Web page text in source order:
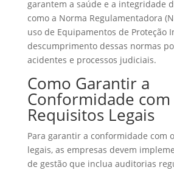
garantem a saúde e a integridade
como a Norma Regulamentadora
uso de Equipamentos de Proteção
descumprimento dessas normas
acidentes e processos judiciais.
Como Garantir a
Conformidade com
Requisitos Legais
Para garantir a conformidade com
legais, as empresas devem
de gestão que inclua auditorias